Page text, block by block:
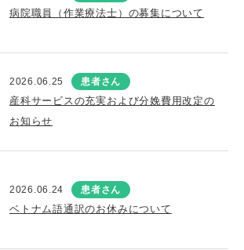
病院職員（作業療法士）の募集について
2026.06.25 患者さん
産科サービスの充実および分娩費用改定の
お知らせ
2026.06.24 患者さん
ベトナム語通訳のお休みについて